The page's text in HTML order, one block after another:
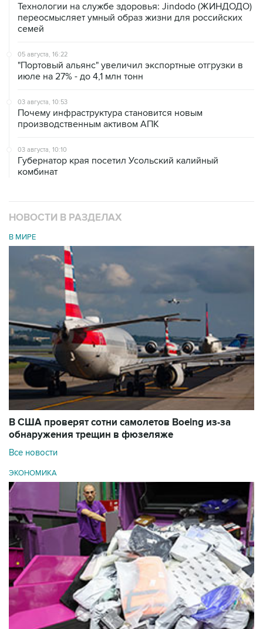
Технологии на службе здоровья: Jindodo (ЖИНДОДО)
переосмысляет умный образ жизни для российских
семей
05 августа, 16:22
"Портовый альянс" увеличил экспортные отгрузки в
июле на 27% - до 4,1 млн тонн
03 августа, 10:53
Почему инфраструктура становится новым
производственным активом АПК
03 августа, 10:10
Губернатор края посетил Усольский калийный
комбинат
НОВОСТИ В РАЗДЕЛАХ
В МИРЕ
В США проверят сотни самолетов Boeing из-за
обнаружения трещин в фюзеляже
Все новости
ЭКОНОМИКА